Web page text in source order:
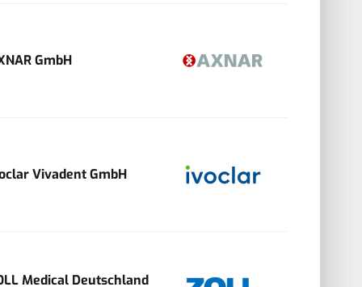
GmbH
Vivadent GmbH
Medical Deutschland